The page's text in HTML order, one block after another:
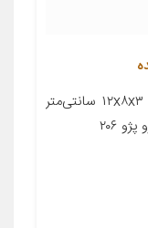
معرفی محصول جزئیات محصول ابعاد ۱۲x۸x۳ سانتی‌متر
۲۰۶